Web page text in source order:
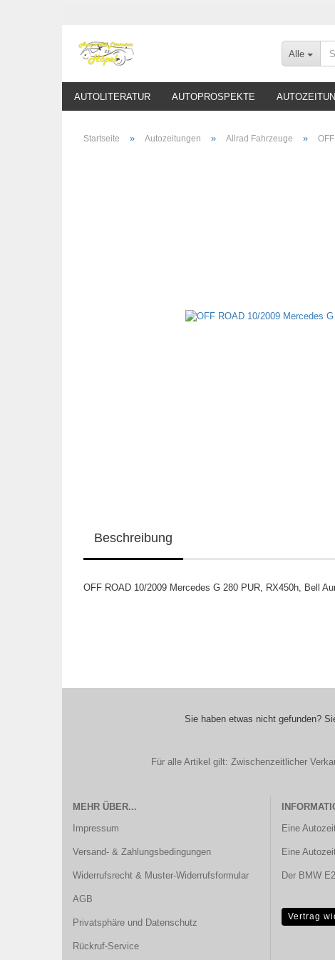
Alle
AUTOLITERATUR AUTOPROSPEKTE
Startseite » Autozeitungen » Allrad Fahrzeuge »
Beschreibung
OFF ROAD 10/2009 Mercedes G 280 PUR, RX450h, Bell
Sie haben etwas nicht gefunden?
Für alle Artikel gilt: Zwischenzeitlicher
MEHR ÜBER...
Impressum
Versand- & Zahlungsbedingungen
Widerrufsrecht & Muster-Widerrufsformular
AGB
Privatsphäre und Datenschutz
Rückruf-Service
Eine
Eine
Der BMW
Vertrag